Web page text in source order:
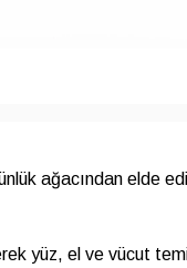
ağacından elde
yüz, el ve vücut